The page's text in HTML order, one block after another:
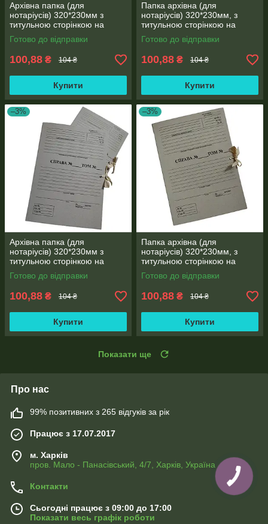
Архівна папка (для
нотаріусів) 320*230мм з
титульною сторінкою на
зав'язках, корінець 20 мм
Готово до відправки
100,88 ₴ 104 ₴
Купити
Папка архівна (для
нотаріусів) 320*230мм, з
титульною сторінкою на
зав'язках висота корінця 20
мм, місткість 100 аркушів
Готово до відправки
100,88 ₴ 104 ₴
Купити
–3%
Архівна папка (для
нотаріусів) 320*230мм з
титульною сторінкою на
зав'язках, корінець 30 мм
Готово до відправки
100,88 ₴ 104 ₴
Купити
–3%
Папка архівна (для
нотаріусів) 320*230мм, з
титульною сторінкою на
зав'язках висота корінця 30
мм, місткість 150 аркушів
Готово до відправки
100,88 ₴ 104 ₴
Купити
Показати ще
Про нас
99% позитивних з 265 відгуків за рік
Працює з 17.07.2017
м. Харків
пров. Мало - Панасівський, 4/7, Харків, Україна
Контакти
Сьогодні працює з 09:00 до 17:00
Показати весь графік роботи